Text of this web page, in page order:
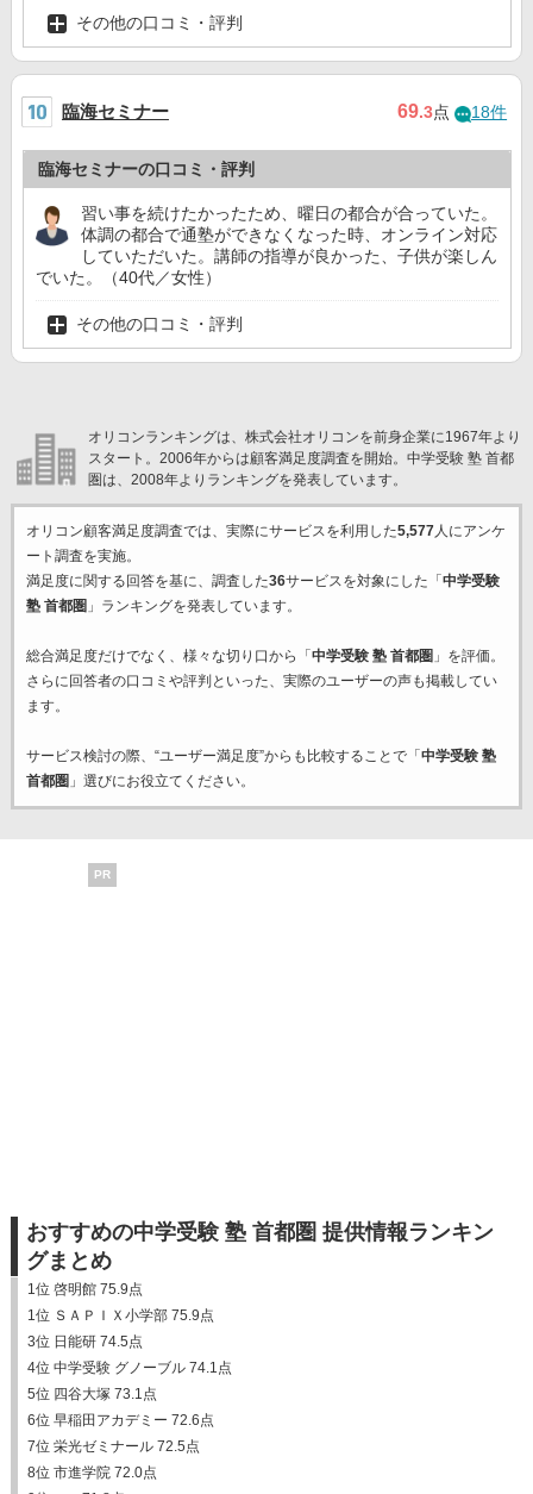
その他の口コミ・評判
臨海セミナー 69.3点 18件
臨海セミナーの口コミ・評判
習い事を続けたかったため、曜日の都合が合っていた。
体調の都合で通塾ができなくなった時、オンライン対応
していただいた。講師の指導が良かった、子供が楽しん
でいた。（40代／女性）
その他の口コミ・評判
オリコンランキングは、株式会社オリコンを前身企業に1967年より
スタート。2006年からは顧客満足度調査を開始。中学受験 塾 首都
圏は、2008年よりランキングを発表しています。
オリコン顧客満足度調査では、実際にサービスを利用した5,577人にアンケ
ート調査を実施。
満足度に関する回答を基に、調査した36サービスを対象にした「 中学受験
塾 首都圏 」ランキングを発表しています。
総合満足度だけでなく、様々な切り口から「 中学受験 塾 首都圏 」を評価。
さらに回答者の口コミや評判といった、実際のユーザーの声も掲載してい
ます。
サービス検討の際、“ユーザー満足度”からも比較することで「 中学受験 塾
首都圏 」選びにお役立てください。
PR
おすすめの中学受験 塾 首都圏 提供情報ランキン
グまとめ
1位 啓明館 75.9点
1位 ＳＡＰＩＸ小学部 75.9点
3位 日能研 74.5点
4位 中学受験 グノーブル 74.1点
5位 四谷大塚 73.1点
6位 早稲田アカデミー 72.6点
7位 栄光ゼミナール 72.5点
8位 市進学院 72.0点